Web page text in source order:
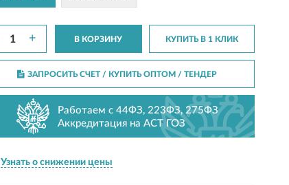
+ В КОРЗИНУ КУПИТЬ В 1 КЛИК
ЗАПРОСИТЬ СЧЕТ / КУПИТЬ ОПТОМ/ ТЕНДЕР
Работаем с 44ФЗ, 223ФЗ, 275ФЗ
Аккредитация на АСТ ГОЗ
Узнать о снижении цены